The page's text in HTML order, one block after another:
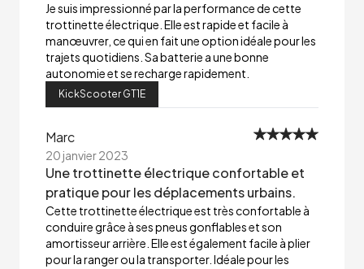
Je suis impressionné par la performance de cette
trottinette électrique. Elle est rapide et facile à
manœuvrer, ce qui en fait une option idéale pour les
trajets quotidiens. Sa batterie a une bonne
autonomie et se recharge rapidement.
KickScooter GT1E
Marc
20 janvier 2023
Une trottinette électrique confortable et
pratique pour les déplacements urbains.
Cette trottinette électrique est très confortable à
conduire grâce à ses pneus gonflables et son
amortisseur arrière. Elle est également facile à plier
pour la ranger ou la transporter. Idéale pour les